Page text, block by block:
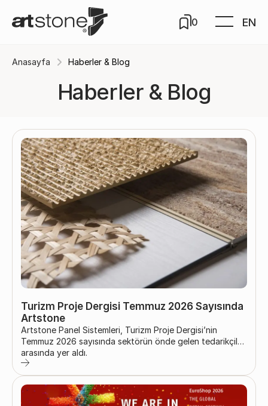
0 EN
Anasayfa Haberler & Blog
Haberler & Blog
Turizm Proje Dergisi Temmuz 2026 Sayısında
Artstone
Artstone Panel Sistemleri, Turizm Proje Dergisi’nin
Temmuz 2026 sayısında sektörün önde gelen tedarikçileri
arasında yer aldı.